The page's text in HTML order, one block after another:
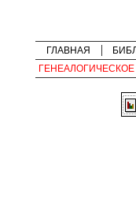
ГЛАВНАЯ